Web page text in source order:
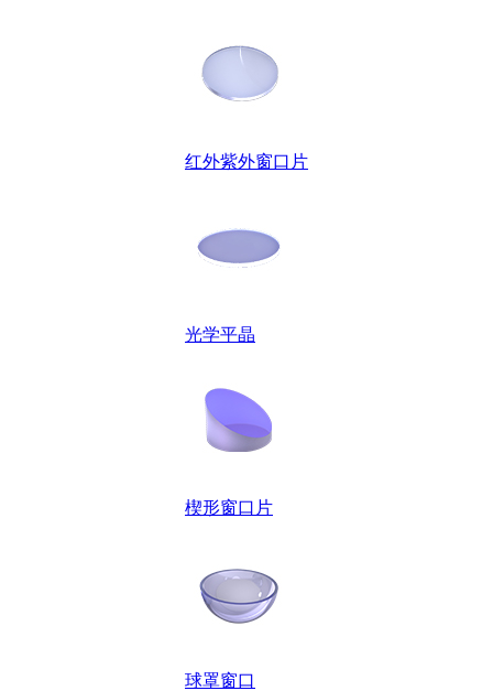
红外紫外窗口片
光学平晶
楔形窗口片
球罩窗口